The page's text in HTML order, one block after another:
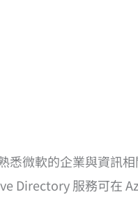
微軟的企業與資訊
Directory 服務可在